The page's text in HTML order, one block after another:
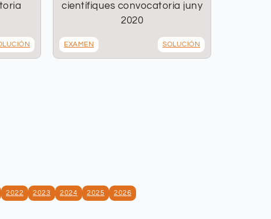
científiques convocatoria juny
2020
EXAMEN SOLUCIÓN
2022 2023 2024 2025 2026